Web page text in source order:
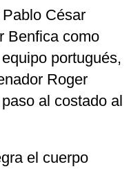
César
Benfica como
portugués,
Roger
al costado al
el cuerpo